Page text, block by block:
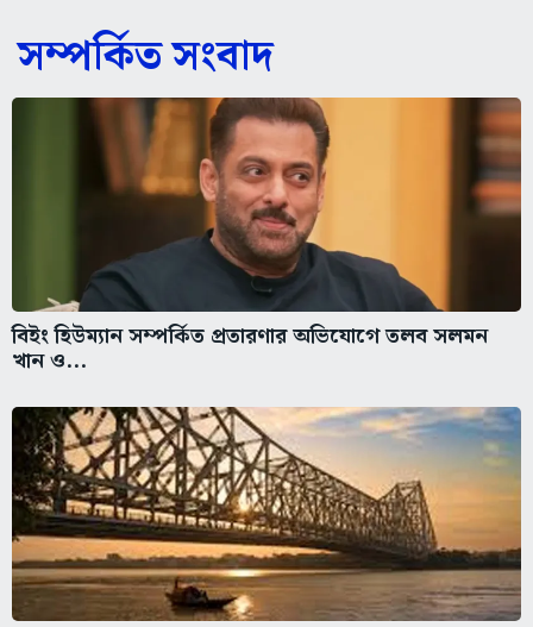
সম্পর্কিত সংবাদ
বিইং হিউম্যান সম্পর্কিত প্রতারণার অভিযোগে তলব সলমন
খান ও...